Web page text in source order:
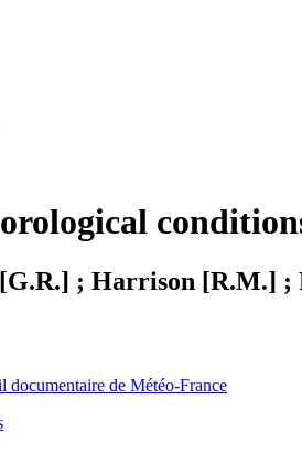
; Harrison [R.M.] ;
documentaire de Météo-France